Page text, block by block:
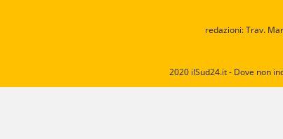
redazioni: Trav.
2020 ilSud24.it - Dove non